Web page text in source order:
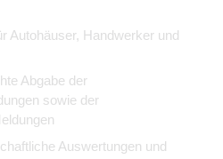
Autohäuser, Handwerker und
Abgabe der
sowie der
Auswertungen und